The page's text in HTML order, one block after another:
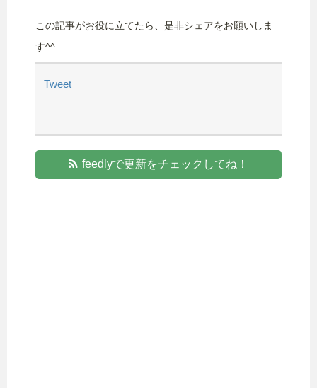
この記事がお役に立てたら、是非シェアをお願いしま
す^^
Tweet
feedlyで更新をチェックしてね！